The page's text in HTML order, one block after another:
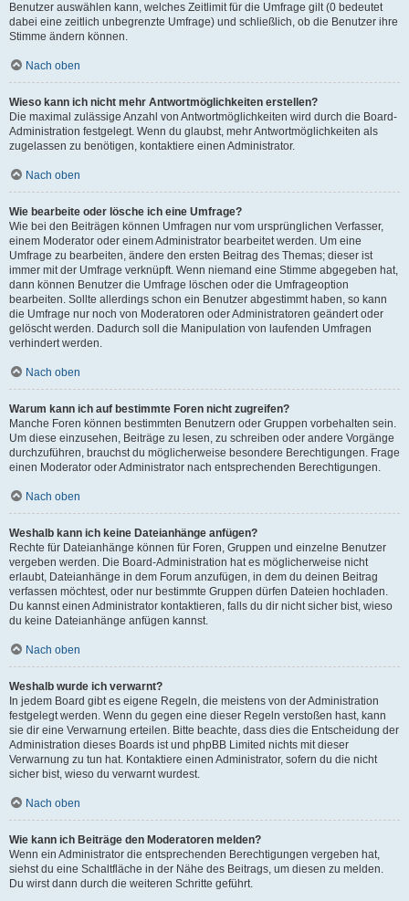
Benutzer auswählen kann, welches Zeitlimit für die Umfrage gilt (0 bedeutet
dabei eine zeitlich unbegrenzte Umfrage) und schließlich, ob die Benutzer ihre
Stimme ändern können.
Nach oben
Wieso kann ich nicht mehr Antwortmöglichkeiten erstellen?
Die maximal zulässige Anzahl von Antwortmöglichkeiten wird durch die Board-
Administration festgelegt. Wenn du glaubst, mehr Antwortmöglichkeiten als
zugelassen zu benötigen, kontaktiere einen Administrator.
Nach oben
Wie bearbeite oder lösche ich eine Umfrage?
Wie bei den Beiträgen können Umfragen nur vom ursprünglichen Verfasser,
einem Moderator oder einem Administrator bearbeitet werden. Um eine
Umfrage zu bearbeiten, ändere den ersten Beitrag des Themas; dieser ist
immer mit der Umfrage verknüpft. Wenn niemand eine Stimme abgegeben hat,
dann können Benutzer die Umfrage löschen oder die Umfrageoption
bearbeiten. Sollte allerdings schon ein Benutzer abgestimmt haben, so kann
die Umfrage nur noch von Moderatoren oder Administratoren geändert oder
gelöscht werden. Dadurch soll die Manipulation von laufenden Umfragen
verhindert werden.
Nach oben
Warum kann ich auf bestimmte Foren nicht zugreifen?
Manche Foren können bestimmten Benutzern oder Gruppen vorbehalten sein.
Um diese einzusehen, Beiträge zu lesen, zu schreiben oder andere Vorgänge
durchzuführen, brauchst du möglicherweise besondere Berechtigungen. Frage
einen Moderator oder Administrator nach entsprechenden Berechtigungen.
Nach oben
Weshalb kann ich keine Dateianhänge anfügen?
Rechte für Dateianhänge können für Foren, Gruppen und einzelne Benutzer
vergeben werden. Die Board-Administration hat es möglicherweise nicht
erlaubt, Dateianhänge in dem Forum anzufügen, in dem du deinen Beitrag
verfassen möchtest, oder nur bestimmte Gruppen dürfen Dateien hochladen.
Du kannst einen Administrator kontaktieren, falls du dir nicht sicher bist, wieso
du keine Dateianhänge anfügen kannst.
Nach oben
Weshalb wurde ich verwarnt?
In jedem Board gibt es eigene Regeln, die meistens von der Administration
festgelegt werden. Wenn du gegen eine dieser Regeln verstoßen hast, kann
sie dir eine Verwarnung erteilen. Bitte beachte, dass dies die Entscheidung der
Administration dieses Boards ist und phpBB Limited nichts mit dieser
Verwarnung zu tun hat. Kontaktiere einen Administrator, sofern du die nicht
sicher bist, wieso du verwarnt wurdest.
Nach oben
Wie kann ich Beiträge den Moderatoren melden?
Wenn ein Administrator die entsprechenden Berechtigungen vergeben hat,
siehst du eine Schaltfläche in der Nähe des Beitrags, um diesen zu melden.
Du wirst dann durch die weiteren Schritte geführt.